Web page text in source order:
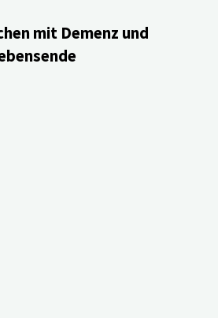
mit Demenz und